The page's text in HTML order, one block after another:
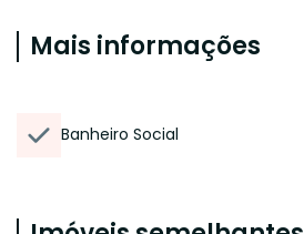
Mais informações
Banheiro Social